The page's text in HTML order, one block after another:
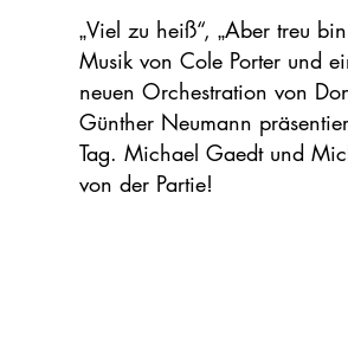
„Viel zu heiß“, „Aber treu
Musik von Cole Porter und
neuen Orchestration von
Günther Neumann
Tag. Michael Gaedt und
von der Partie!